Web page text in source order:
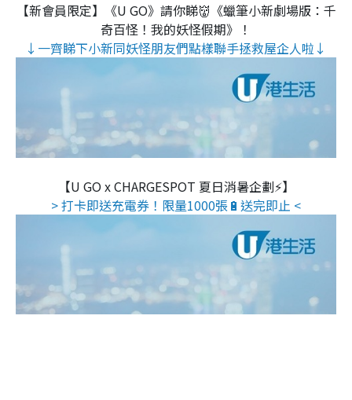
【新會員限定】《U GO》請你睇👹《蠟筆小新劇場版：千
奇百怪！我的妖怪假期》！
↓一齊睇下小新同妖怪朋友們點樣聯手拯救屋企人啦↓
【U GO x CHARGESPOT 夏日消暑企劃⚡】
> 打卡即送充電券！限量1000張🔋送完即止 <